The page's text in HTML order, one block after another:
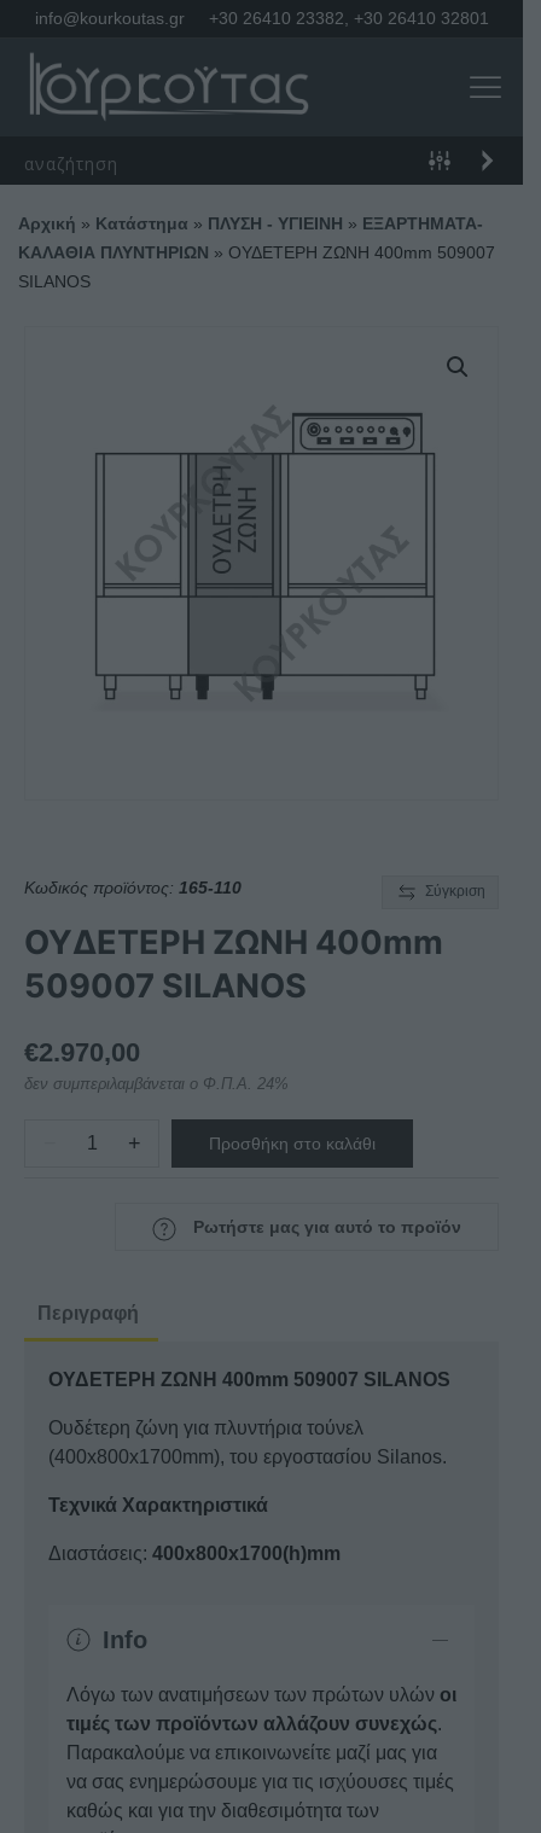
info@kourkoutas.gr +30 26410 23382 +30 26410 32801
Αρχική » Κατάστημα » ΠΛΥΣΗ - ΥΓΙΕΙΝΗ » ΕΞΑΡΤΗΜΑΤΑ-
ΚΑΛΑΘΙΑ ΠΛΥΝΤΗΡΙΩΝ » ΟΥΔΕΤΕΡΗ ΖΩΝΗ 400mm 509007
SILANOS
Κωδικός προϊόντος: 165-110 Σύγκριση
ΟΥΔΕΤΕΡΗ ΖΩΝΗ 400mm
509007 SILANOS
€2.970,00
δεν συμπεριλαμβάνεται ο Φ.Π.Α. 24%
ΟΥΔΕΤΕΡΗ
ποσότητα
+ Προσθήκη στο καλάθι
Ρωτήστε μας για αυτό το προϊόν
Περιγραφή
ΟΥΔΕΤΕΡΗ ΖΩΝΗ 400mm 509007 SILANOS
Ουδέτερη ζώνη για πλυντήρια τούνελ
(400x800x1700mm), του εργοστασίου Silanos.
Τεχνικά Χαρακτηριστικά
Διαστάσεις: 400x800x1700(h)mm
Info
Λόγω των ανατιμήσεων των πρώτων υλών οι
τιμές των προϊόντων αλλάζουν συνεχώς.
Παρακαλούμε να επικοινωνείτε μαζί μας για
να σας ενημερώσουμε για τις ισχύουσες τιμές
καθώς και για την διαθεσιμότητα των